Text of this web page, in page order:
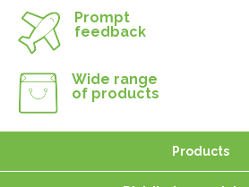
Prompt
feedback
Wide range
of products
Products